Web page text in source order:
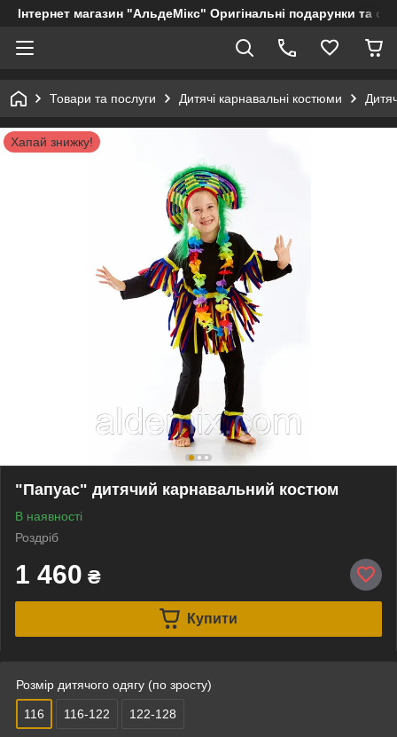
Інтернет магазин "АльдеМікс" Оригінальні подарунки та
Товари та послуги Дитячі карнавальні костюми
Хапай знижку!
"Папуас" дитячий карнавальний костюм
В наявності
Роздріб
1 460 ₴
Купити
Розмір дитячого одягу (по зросту)
116 116-122 122-128